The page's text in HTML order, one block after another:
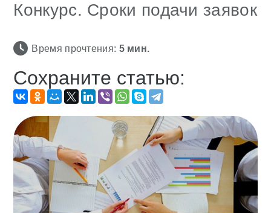
Конкурс. Сроки подачи заявок
Время прочтения: 5мин.
Сохраните статью: